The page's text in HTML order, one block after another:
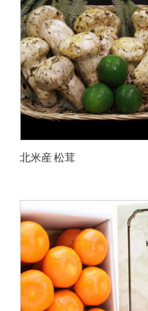
北米産 松茸